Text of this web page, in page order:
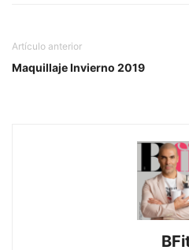
Artículo anterior
Maquillaje Invierno 2019